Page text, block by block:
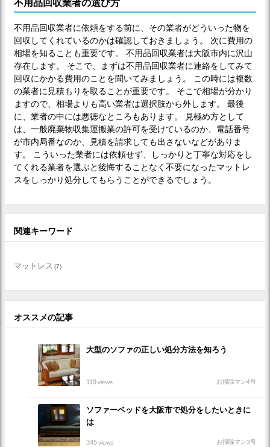
不用品回収業者の選び方
不用品回収業者に依頼をする前に、その業者がどういった物を
回収してくれているのかは確認しておきましょう。 次に費用の
相場を知ることも重要です。 不用品回収業者は大阪市内に沢山
存在します。 そこで、まずは不用品回収業者に連絡をしてみて
回収にかかる費用のことを聞いてみましょう。 この時には複数
の業者に見積もりを取ることが重要です。 そこで相場が分かり
ますので、相場よりも高い業者は選択肢から外します。 最後
に、業者の中には悪徳なところもあります。 見極め方として
は、一般廃棄物収集運搬業の許可を受けているのか、電話番号
が市内局番なのか、見積を請求しても出さないなどがありま
す。 こういった業者には依頼せず、しっかりと丁寧な対応をし
てくれる業者を選ぶと後悔することなく不要になったマットレ
スをしっかり処分してもらうことができるでしょう。
関連キーワード
マットレス (7)
オススメの記事
大型のソファの正しい処分方法を知ろう
119views お掃除マン4号
ソファーベッドを大阪市で処分をしたいときに
は
345views お掃除マン3号